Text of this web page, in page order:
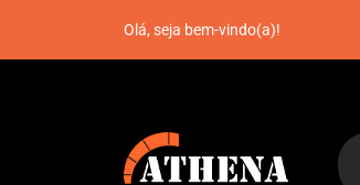
Olá, seja bem-vindo(a)!